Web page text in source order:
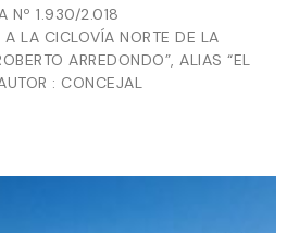
Nº 1.930/2.018
A LA CICLOVÍA NORTE DE LA
ARREDONDO”, ALIAS “EL
: CONCEJAL